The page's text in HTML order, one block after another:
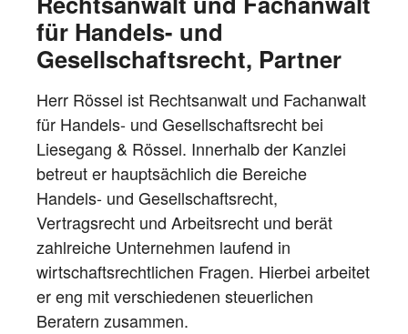
für Handels- und
Gesellschaftsrecht, Partner
Herr Rössel ist Rechtsanwalt und Fachanwalt
für Handels- und Gesellschaftsrecht bei
Liesegang & Rössel. Innerhalb der Kanzlei
betreut er hauptsächlich die Bereiche
Handels- und Gesellschaftsrecht,
Vertragsrecht und Arbeitsrecht und berät
zahlreiche Unternehmen laufend in
wirtschaftsrechtlichen Fragen. Hierbei arbeitet
er eng mit verschiedenen steuerlichen
Beratern zusammen.